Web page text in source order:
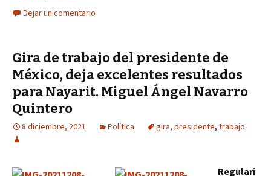
Dejar un comentario
Gira de trabajo del presidente de
México, deja excelentes resultados
para Nayarit. Miguel Ángel Navarro
Quintero
8 diciembre, 2021 Política gira, presidente, trabajo
Regulari